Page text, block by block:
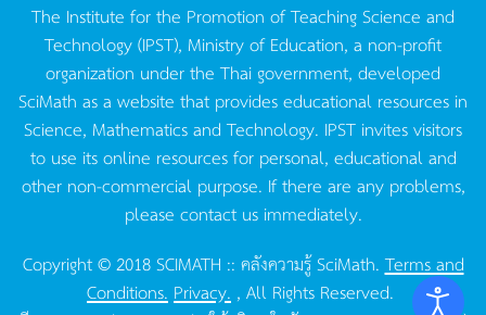
The Institute for the Promotion of Teaching Science and
Technology (IPST), Ministry of Education, a non-profit
organization under the Thai government, developed
SciMath as a website that provides educational resources in
Science, Mathematics and Technology. IPST invites visitors
to use its online resources for personal, educational and
other non-commercial purpose. If there are any problems,
please contact us immediately.
Copyright © 2018 SCIMATH :: คลังความรู้ SciMath.Terms and
Conditions. Privacy. , All Rights Reserved.